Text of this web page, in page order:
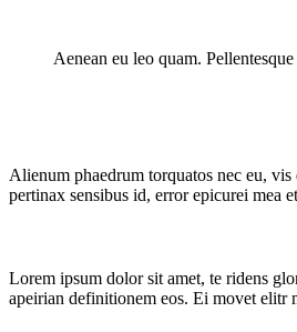
Aenean eu leo quam.
Alienum phaedrum torquatos nec eu,
pertinax sensibus id, error epicurei mea
Lorem ipsum dolor sit amet, te ridens
apeirian definitionem eos. Ei movet elitr